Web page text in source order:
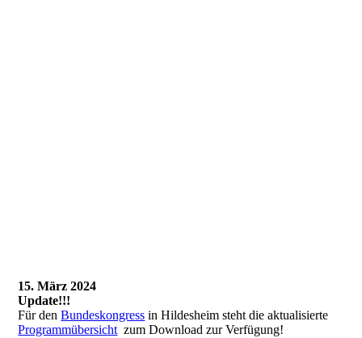
15. März 2024
Update!!!
Für denBundeskongress in Hildesheim steht die aktualisierte
Programmübersicht zum Download zur Verfügung!